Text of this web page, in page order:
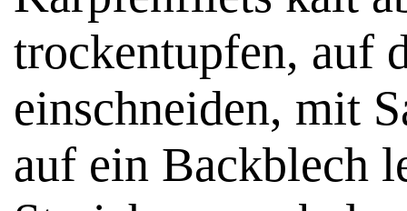
trockentupfen, auf
einschneiden, mit
auf ein Backblech